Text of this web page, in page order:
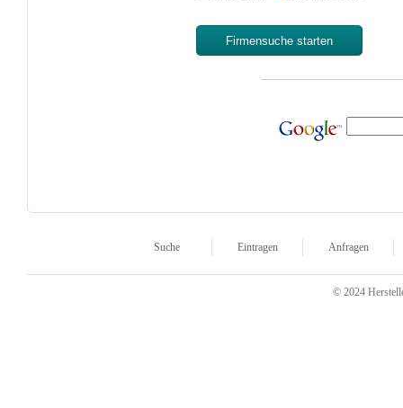
Suche Eintragen Anfragen
© 2024